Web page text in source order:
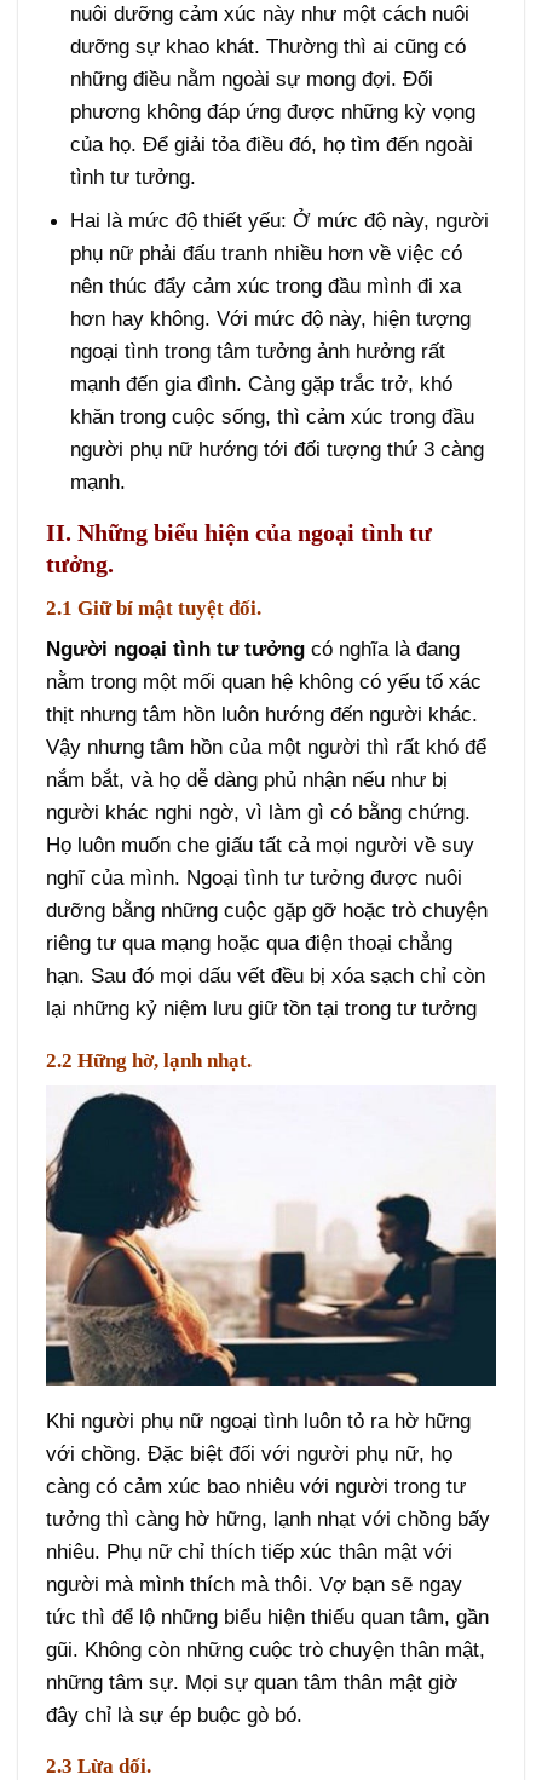
nuôi dưỡng cảm xúc này như một cách nuôi
dưỡng sự khao khát. Thường thì ai cũng có
những điều nằm ngoài sự mong đợi. Đối
phương không đáp ứng được những kỳ vọng
của họ. Để giải tỏa điều đó, họ tìm đến ngoài
tình tư tưởng.
Hai là mức độ thiết yếu: Ở mức độ này, người
phụ nữ phải đấu tranh nhiều hơn về việc có
nên thúc đẩy cảm xúc trong đầu mình đi xa
hơn hay không. Với mức độ này, hiện tượng
ngoại tình trong tâm tưởng ảnh hưởng rất
mạnh đến gia đình. Càng gặp trắc trở, khó
khăn trong cuộc sống, thì cảm xúc trong đầu
người phụ nữ hướng tới đối tượng thứ 3 càng
mạnh.
II. Những biểu hiện của ngoại tình tư
tưởng.
2.1 Giữ bí mật tuyệt đối.
Người ngoại tình tư tưởng có nghĩa là đang
nằm trong một mối quan hệ không có yếu tố xác
thịt nhưng tâm hồn luôn hướng đến người khác.
Vậy nhưng tâm hồn của một người thì rất khó để
nắm bắt, và họ dễ dàng phủ nhận nếu như bị
người khác nghi ngờ, vì làm gì có bằng chứng.
Họ luôn muốn che giấu tất cả mọi người về suy
nghĩ của mình. Ngoại tình tư tưởng được nuôi
dưỡng bằng những cuộc gặp gỡ hoặc trò chuyện
riêng tư qua mạng hoặc qua điện thoại chẳng
hạn. Sau đó mọi dấu vết đều bị xóa sạch chỉ còn
lại những kỷ niệm lưu giữ tồn tại trong tư tưởng
2.2 Hững hờ, lạnh nhạt.
Khi người phụ nữ ngoại tình luôn tỏ ra hờ hững
với chồng. Đặc biệt đối với người phụ nữ, họ
càng có cảm xúc bao nhiêu với người trong tư
tưởng thì càng hờ hững, lạnh nhạt với chồng bấy
nhiêu. Phụ nữ chỉ thích tiếp xúc thân mật với
người mà mình thích mà thôi. Vợ bạn sẽ ngay
tức thì để lộ những biểu hiện thiếu quan tâm, gần
gũi. Không còn những cuộc trò chuyện thân mật,
những tâm sự. Mọi sự quan tâm thân mật giờ
đây chỉ là sự ép buộc gò bó.
2.3 Lừa dối.